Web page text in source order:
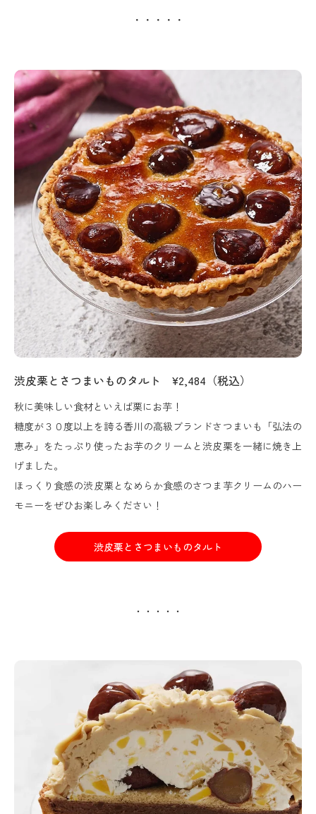
・・・・・
渋皮栗とさつまいものタルト ¥2,484（税込）
秋に美味しい食材といえば栗にお芋！
糖度が３０度以上を誇る香川の高級ブランドさつまいも「弘法の
恵み」をたっぷり使ったお芋のクリームと渋皮栗を一緒に焼き上
げました。
ほっくり食感の渋皮栗となめらか食感のさつま芋クリームのハー
モニーをぜひお楽しみください！
渋皮栗とさつまいものタルト
・・・・・